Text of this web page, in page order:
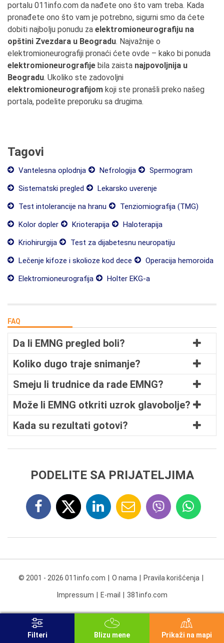
portalu 011info.com da nađete ono što vam treba. Kada
pronađete ono što vam je potrebno, sigurni smo da ćete
dobiti najbolju ponudu za elektromioneurografiju na
opštini Zvezdara u Beogradu. Najvažnije o
elektromioneurografiji pronaći ćete ovde – kako bi ponuda
elektromioneurografije bila zaista najpovoljnija u
Beogradu. Ukoliko ste zadovoljni
elektromioneurografijom koji ste pronašli preko našeg
portala, podelite preporuku sa drugima.
Tagovi
Vantelesna oplodnja Nefrologija
Spermogram
Sistematski pregled
Lekarsko uverenje
Test intolerancije na hranu
Tenziomiografija (TMG)
Kolor dopler
Krioterapija
Haloterapija
Kriohirurgija
Test za dijabetesnu neuropatiju
Lečenje kifoze i skolioze kod dece
Operacija hemoroida
Elektromioneurografija
Holter EKG-a
FAQ
Da li EMNG pregled boli?
Koliko dugo traje snimanje?
Smeju li trudnice da rade EMNG?
Može li EMNG otkriti uzrok glavobolje?
Kada su rezultati gotovi?
PODELITE SA PRIJATELJIMA
© 2001 - 2026 011info.com O nama Pravila korišćenja
Impressum E-mail 381info.com
Filteri Blizu mene Prikaži na mapi